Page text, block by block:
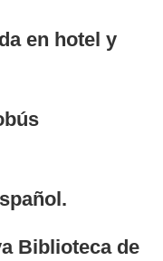
en hotel y
Biblioteca de